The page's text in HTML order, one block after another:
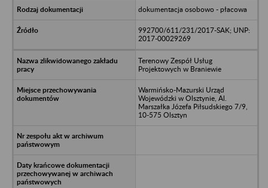
dokumentacja osobowo - płacowa
992700/611/231/2017-SAK; UNP:
2017-00029269
Terenowy Zespół Usług
Projektowych w Braniewie
Warmińsko-Mazurski Urząd
Wojewódzki w Olsztynie, Al.
Marszałka Józefa Piłsudskiego 7/9,
10-575 Olsztyn